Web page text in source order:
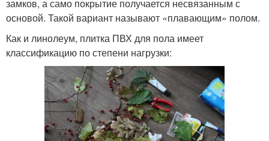
замков, а само покрытие получается несвязанным с
основой. Такой вариант называют «плавающим» полом.
Как и линолеум, плитка ПВХ для пола имеет
классификацию по степени нагрузки: